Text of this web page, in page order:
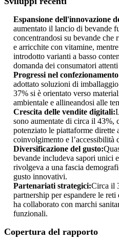
Espansione dell'innovazione
aumentato il lancio di bevande
concentrandosi su bevande
e arricchite con vitamine,
introdotto varianti a basso
domanda dei consumatori
Progressi nel
adottato soluzioni di
37% si è orientato verso
ambientale e allineandosi alle
Crescita delle vendite digitali:
sono aumentate di circa il 43%,
potenziato le piattaforme
coinvolgimento e l’accessibilità
Diversificazione del gusto:
bevande includeva sapori unici
rivolgeva a una fascia
gusto innovativi.
Partenariati strategici:Circa il
partnership per espandere le
ha collaborato con marchi
funzionali.
Copertura del rapporto